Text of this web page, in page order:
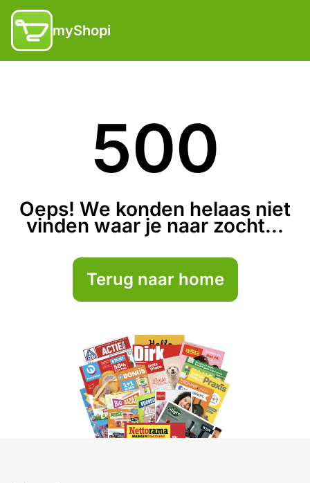
myShopi
500
Oeps! We konden helaas niet
vinden waar je naar zocht...
Terug naar home